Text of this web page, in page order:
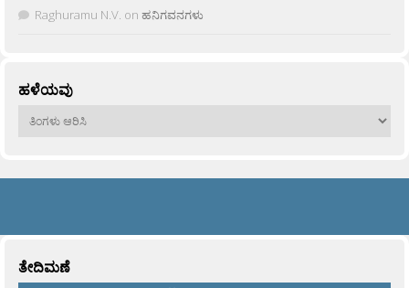
Raghuramu N.V. on ಹನಿಗವನಗಳು
ಹಳೆಯವು
ಹಳೆಯವು
ತೇದಿಮಣೆ